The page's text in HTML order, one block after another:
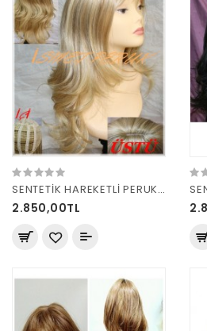
SENTETİK HAREKETLİ PERUK 8125 R15bt613h8
2.850,00TL